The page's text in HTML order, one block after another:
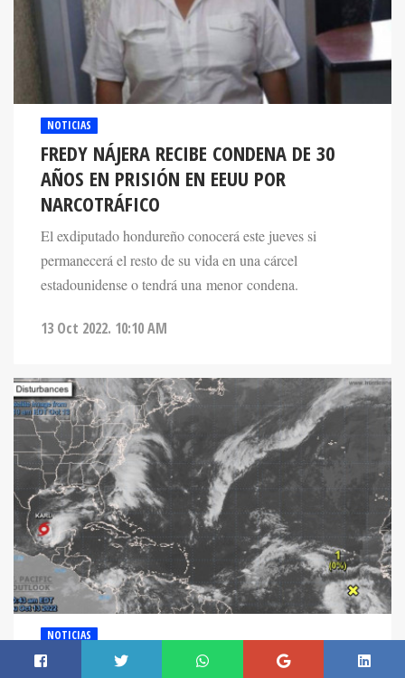
NOTICIAS
FREDY NÁJERA RECIBE CONDENA DE 30
AÑOS EN PRISIÓN EN EEUU POR
NARCOTRÁFICO
El exdiputado hondureño conocerá este jueves si
permanecerá el resto de su vida en una cárcel
estadounidense o tendrá una menor condena.
13 Oct 2022. 10:10 AM
NOTICIAS
NHC VIGILA UN DISTURBIO SOBRE EL